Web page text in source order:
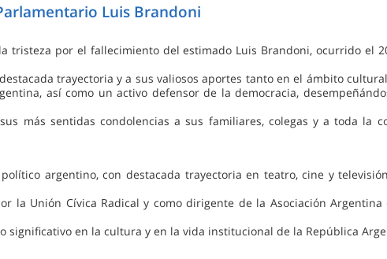
Luis Brandoni
tristeza por el fallecimiento del estimado Luis Brandoni, ocurrido
trayectoria y a sus valiosos aportes tanto en el ámbito
así como un activo defensor de la democracia,
más sentidas condolencias a sus familiares, colegas y a toda la
argentino, con destacada trayectoria en teatro, cine y
la Unión Cívica Radical y como dirigente de la Asociación
significativo en la cultura y en la vida institucional de la República